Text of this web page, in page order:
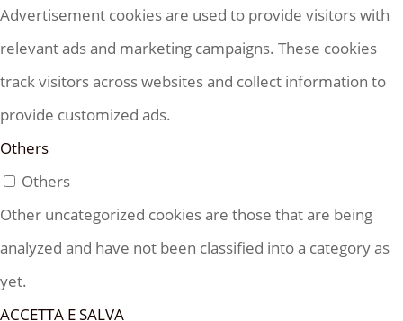
Advertisement cookies are used to provide visitors with
relevant ads and marketing campaigns. These cookies
track visitors across websites and collect information to
provide customized ads.
Others
Others
Other uncategorized cookies are those that are being
analyzed and have not been classified into a category as
yet.
ACCETTA E SALVA